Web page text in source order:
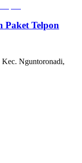
Paket Telpon
Nguntoronadi,